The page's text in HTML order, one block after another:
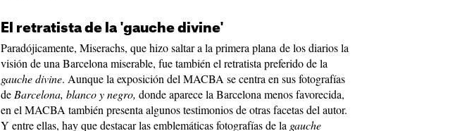
El retratista de la 'gauche divine'
Paradójicamente, Miserachs, que hizo saltar a la primera plana de los diarios la
visión de una Barcelona miserable, fue también el retratista preferido de la
gauche divine. Aunque la exposición del MACBA se centra en sus fotografías
de Barcelona, blanco y negro, donde aparece la Barcelona menos favorecida,
en el MACBA también presenta algunos testimonios de otras facetas del autor.
Y entre ellas, hay que destacar las emblemáticas fotografías de la gauche